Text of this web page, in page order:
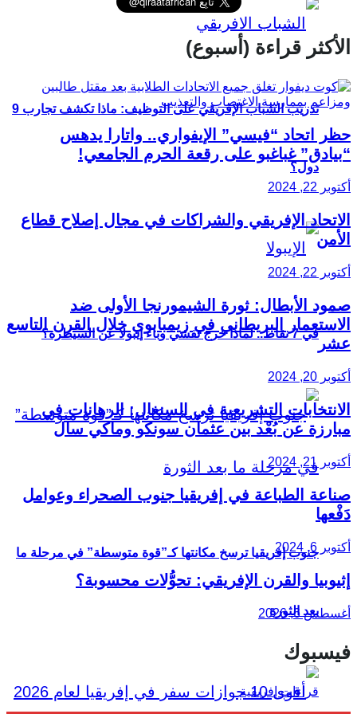
تدريب الشباب الإفريقي على التوظيف: ماذا تكشف تجارب 9
دول؟
في 7 نقاط.. لماذا خرج تفشي وباء إيبولا عن السيطرة؟
جنوب إفريقيا ترسخ مكانتها كـ”قوة متوسطة” في مرحلة ما
بعد الثورة
الأكثر قراءة (أسبوع)
حظر اتحاد “فيسي” الإيفواري.. واتارا يدهس
“بيادق” غباغبو على رقعة الحرم الجامعي!
أكتوبر 22, 2024
الاتحاد الإفريقي والشراكات في مجال إصلاح قطاع
الأمن
أكتوبر 22, 2024
صمود الأبطال: ثورة الشيمورنجا الأولى ضد
الاستعمار البريطاني في زيمبابوي خلال القرن التاسع
عشر
أكتوبر 20, 2024
الانتخابات التشريعية في السنغال: الرهانات في
مبارزة عن بُعْد بين عثمان سونكو وماكي سال
أكتوبر 21, 2024
صناعة الطباعة في إفريقيا جنوب الصحراء وعوامل
دَفْعها
أكتوبر 6, 2024
إثيوبيا والقرن الإفريقي: تحوُّلات محسوبة؟
أغسطس 6, 2026
فيسبوك